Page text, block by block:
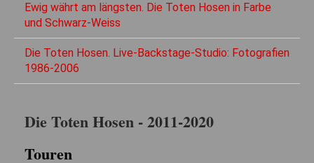
Ewig währt am längsten. Die Toten Hosen in Farbe
und Schwarz-Weiss
Die Toten Hosen. Live-Backstage-Studio: Fotografien
1986-2006
Die Toten Hosen - 2011-2020
Touren